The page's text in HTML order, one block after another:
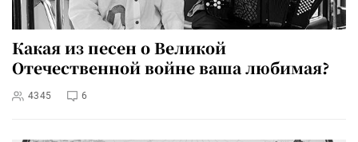
Какая из песен о Великой
Отечественной войне ваша любимая?
4345 6